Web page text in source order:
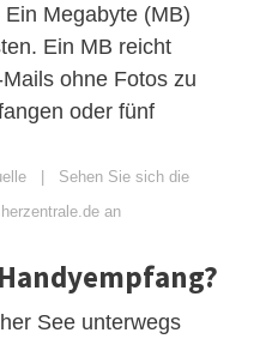
Megabyte (MB)
Ein MB reicht
ohne Fotos zu
oder fünf
| Sehen Sie sich die
an
See unterwegs